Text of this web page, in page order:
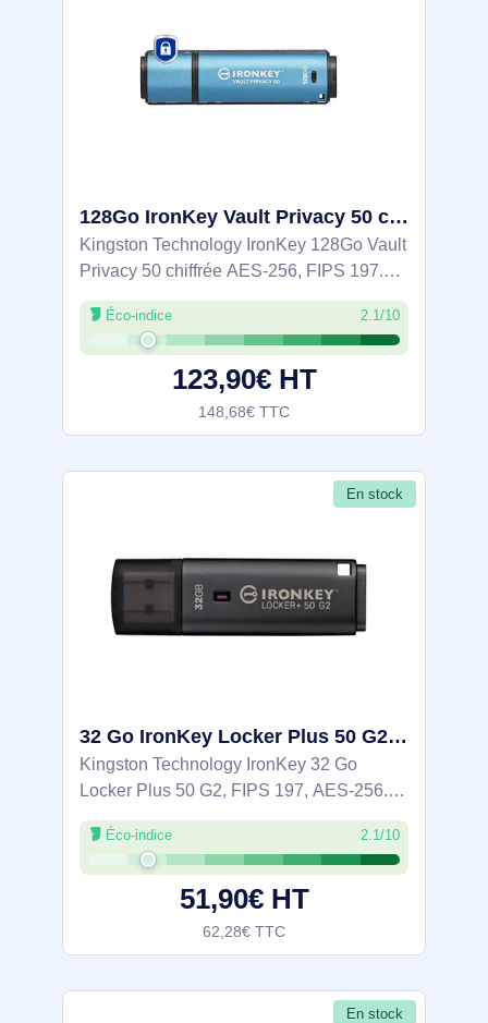
128Go IronKey Vault Privacy 50 chiffrée AES-256, FIPS 197 - IKVP50/128GB
Kingston Technology IronKey 128Go Vault
Privacy 50 chiffrée AES-256, FIPS 197.
Capacité: 128 Go, Interface de l'appareil:
USB Type-A, Version USB: 3.2 Gen 1 (3.1
Gen 1), Vitesse de lecture: 250 Mo/s,
Éco-indice 2.1/10
123,90€ HT
148,68€ TTC
En stock
32 Go IronKey Locker Plus 50 G2, FIPS 197, AES-256 - IKLP50G2/32GB
Kingston Technology IronKey 32 Go
Locker Plus 50 G2, FIPS 197, AES-256.
Capacité: 32 Go, Interface de l'appareil:
USB Type-A, Version USB: 3.2 Gen 1 (3.1
Gen 1), Vitesse de lecture: 145 Mo/s,
Éco-indice 2.1/10
51,90€ HT
62,28€ TTC
En stock